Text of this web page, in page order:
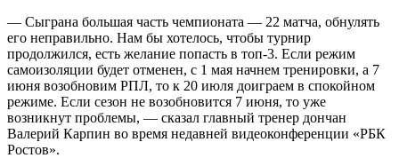
— Сыграна большая часть чемпионата — 22 матча, обнулять
его неправильно. Нам бы хотелось, чтобы турнир
продолжился, есть желание попасть в топ-3. Если режим
самоизоляции будет отменен, с 1 мая начнем тренировки, а 7
июня возобновим РПЛ, то к 20 июля доиграем в спокойном
режиме. Если сезон не возобновится 7 июня, то уже
возникнут проблемы, — сказал главный тренер дончан
Валерий Карпин во время недавней видеоконференции «РБК
Ростов».